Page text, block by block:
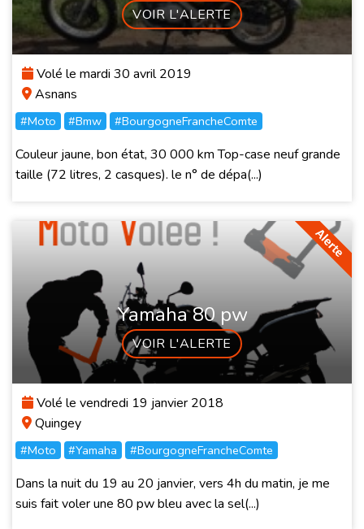
VOIR L'ALERTE
Volé le mardi 30 avril 2019
Asnans
#Moto #Bmw #BourgogneFrancheComte
Couleur jaune, bon état, 30 000 km Top-case neuf grande
taille (72 litres, 2 casques). le n° de dépa(...)
Yamaha 80 pw
VOIR L'ALERTE
Volé le vendredi 19 janvier 2018
Quingey
#Moto #Yamaha #BourgogneFrancheComte
Dans la nuit du 19 au 20 janvier, vers 4h du matin, je me
suis fait voler une 80 pw bleu avec la sel(...)